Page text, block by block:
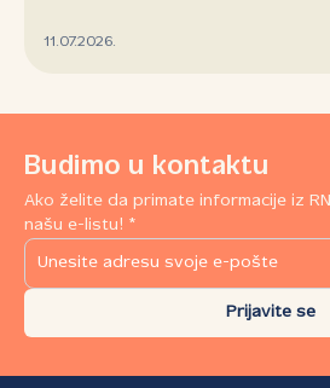
11.07.2026.
Budimo u kontaktu
Ako želite da primate informacije iz
našu e-listu! *
Prijavite se